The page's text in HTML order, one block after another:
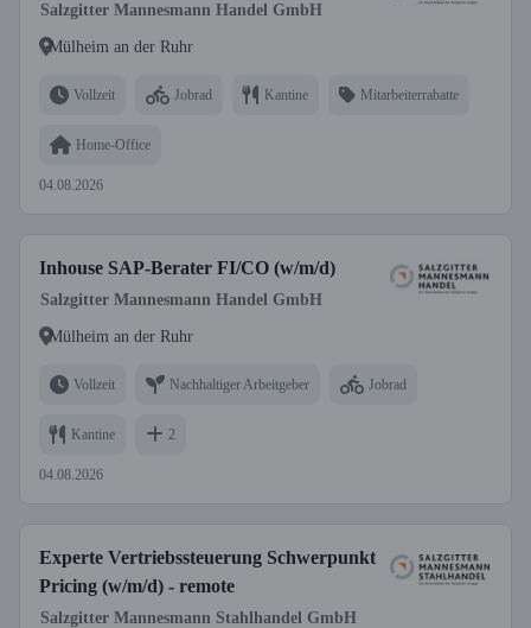
Salzgitter Mannesmann Handel GmbH
Mülheim an der Ruhr
Vollzeit Jobrad Kantine Mitarbeiterrabatte
Home-Office
04.08.2026
Inhouse SAP-Berater FI/CO (w/m/d)
Salzgitter Mannesmann Handel GmbH
Mülheim an der Ruhr
Vollzeit Nachhaltiger Arbeitgeber Jobrad
Kantine 2
04.08.2026
Experte Vertriebssteuerung Schwerpunkt
Pricing (w/m/d) - remote
Salzgitter Mannesmann Stahlhandel GmbH